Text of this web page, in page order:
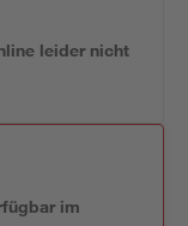
leider nicht
im